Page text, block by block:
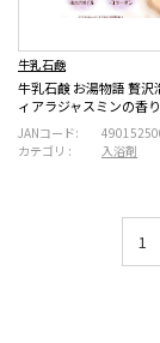
牛乳石鹸
牛乳石鹸 お湯物語 贅沢
ィアラジャスミンの香
JANコード:
カテゴリ :
入浴剤
1